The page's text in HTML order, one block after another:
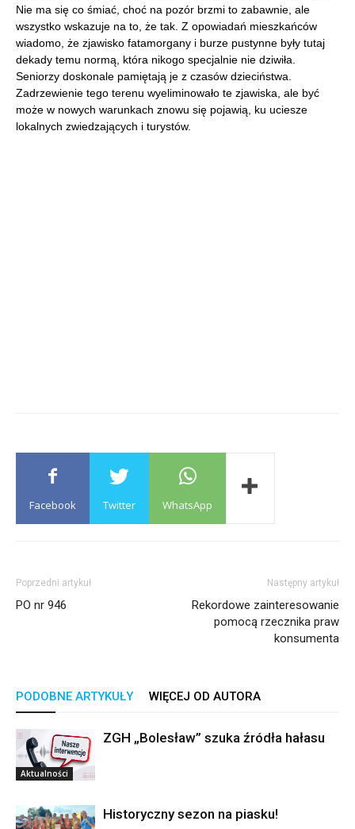
Nie ma się co śmiać, choć na pozór brzmi to zabawnie, ale
wszystko wskazuje na to, że tak. Z opowiadań mieszkańców
wiadomo, że zjawisko fatamorgany i burze pustynne były tutaj
dekady temu normą, która nikogo specjalnie nie dziwiła.
Seniorzy doskonale pamiętają je z czasów dzieciństwa.
Zadrzewienie tego terenu wyeliminowało te zjawiska, ale być
może w nowych warunkach znowu się pojawią, ku uciesze
lokalnych zwiedzających i turystów.
Facebook Twitter WhatsApp
Poprzedni artykuł
PO nr 946
Następny artykuł
Rekordowe zainteresowanie
pomocą rzecznika praw
konsumenta
PODOBNE ARTYKUŁY WIĘCEJ OD AUTORA
Aktualności
ZGH „Bolesław” szuka źródła hałasu
Historyczny sezon na piasku!